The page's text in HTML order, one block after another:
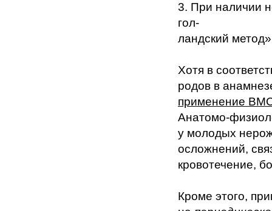
3. При наличии
гол-
ландский
Хотя в
родов в
применение
Анатомо-
у молодых
осложнений,
кровотечение,
Кроме этого,